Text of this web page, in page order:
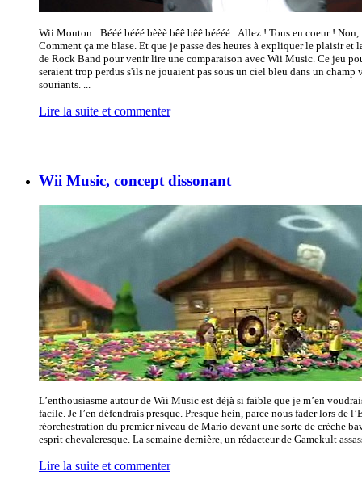
Wii Mouton : Bééé bééé bèèè bêê bêê béééé...Allez ! Tous en coeur !
Comment ça me blase. Et que je passe des heures à expliquer le plaisir et
de Rock Band pour venir lire une comparaison avec Wii Music. Ce jeu
seraient trop perdus s'ils ne jouaient pas sous un ciel bleu dans un champ
souriants. ...
Lire la suite et commenter
Wii Music, concept dissonant
L’enthousiasme autour de Wii Music est déjà si faible que je m’en
facile. Je l’en défendrais presque. Presque hein, parce nous fader lors de
réorchestration du premier niveau de Mario devant une sorte de crèche
esprit chevaleresque. La semaine dernière, un rédacteur de Gamekult
Lire la suite et commenter